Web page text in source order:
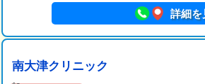
詳細を
南大津クリニック